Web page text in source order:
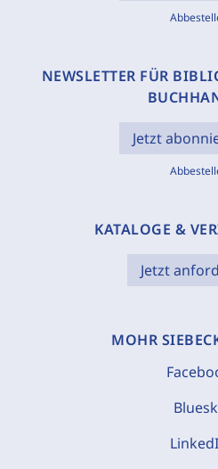
NEWSLETTER FÜR
Jetzt
KATALOGE &
Jetzt
MOHR